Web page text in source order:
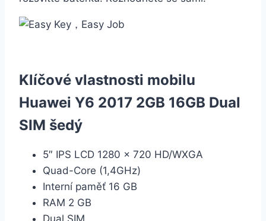
Klíčové vlastnosti mobilu
Huawei Y6 2017 2GB 16GB Dual
SIM šedý
5″ IPS LCD 1280 x 720 HD/WXGA
Quad-Core (1,4GHz)
Interní paměť 16 GB
RAM 2 GB